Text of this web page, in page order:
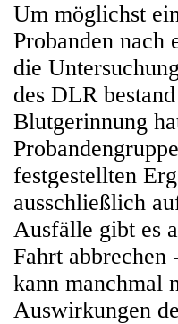
Um möglichst
Probanden nach
die
des DLR
Blutgerinnung
festgestellten
ausschließlich
Ausfälle gibt es
Fahrt abbrechen
kann manchmal
Auswirkungen